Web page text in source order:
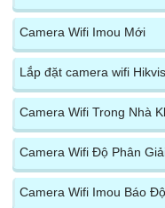
Camera Wifi Imou Mới
Lắp đặt camera wifi
Camera Wifi Trong Nhà
Camera Wifi Độ Phân
Camera Wifi Imou Báo